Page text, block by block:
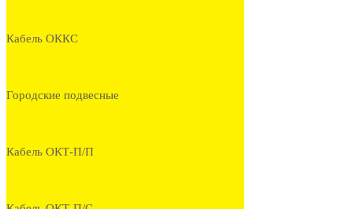
Кабель ОККС
Городские подвесные
Кабель ОКТ-П/П